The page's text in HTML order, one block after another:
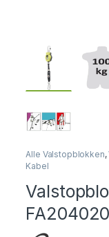
Alle Valstopblokken,
Kabel